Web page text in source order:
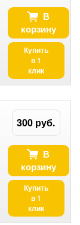
В
корзину
Купить
в 1
клик
300 руб.
В
корзину
Купить
в 1
клик